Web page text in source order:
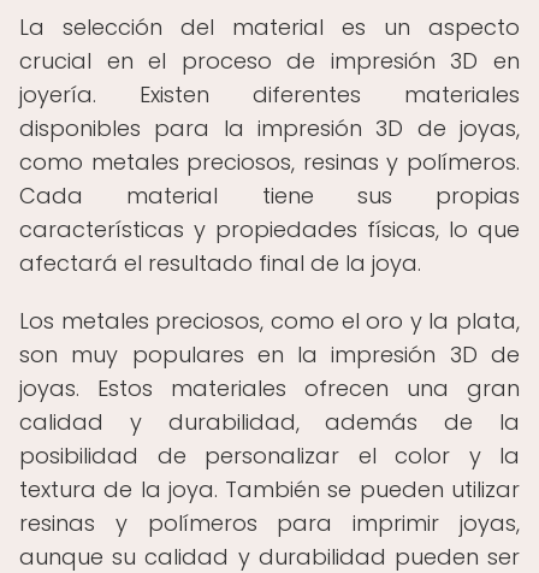
La selección del material es un aspecto
crucial en el proceso de impresión 3D en
joyería. Existen diferentes materiales
disponibles para la impresión 3D de joyas,
como metales preciosos, resinas y polímeros.
Cada material tiene sus propias
características y propiedades físicas, lo que
afectará el resultado final de la joya.
Los metales preciosos, como el oro y la plata,
son muy populares en la impresión 3D de
joyas. Estos materiales ofrecen una gran
calidad y durabilidad, además de la
posibilidad de personalizar el color y la
textura de la joya. También se pueden utilizar
resinas y polímeros para imprimir joyas,
aunque su calidad y durabilidad pueden ser